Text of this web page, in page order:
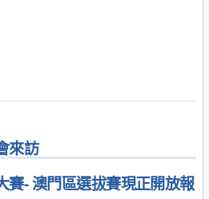
來訪
賽- 澳門區選拔賽現正開放報